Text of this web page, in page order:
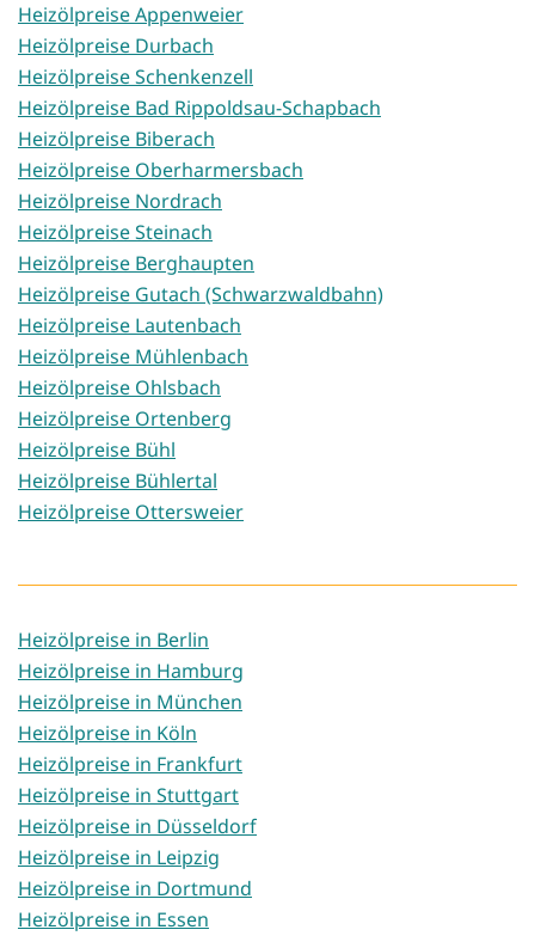
Heizölpreise Appenweier
Heizölpreise Durbach
Heizölpreise Schenkenzell
Heizölpreise Bad Rippoldsau-Schapbach
Heizölpreise Biberach
Heizölpreise Oberharmersbach
Heizölpreise Nordrach
Heizölpreise Steinach
Heizölpreise Berghaupten
Heizölpreise Gutach (Schwarzwaldbahn)
Heizölpreise Lautenbach
Heizölpreise Mühlenbach
Heizölpreise Ohlsbach
Heizölpreise Ortenberg
Heizölpreise Bühl
Heizölpreise Bühlertal
Heizölpreise Ottersweier
Heizölpreise in Berlin
Heizölpreise in Hamburg
Heizölpreise in München
Heizölpreise in Köln
Heizölpreise in Frankfurt
Heizölpreise in Stuttgart
Heizölpreise in Düsseldorf
Heizölpreise in Leipzig
Heizölpreise in Dortmund
Heizölpreise in Essen